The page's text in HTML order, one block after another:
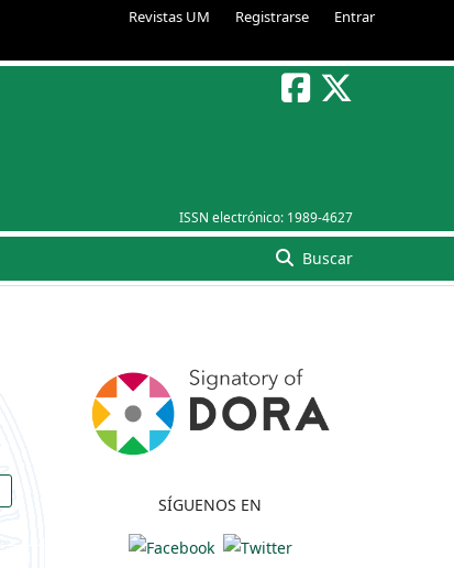
Revistas UM Registrarse Entrar
ISSN electrónico: 1989-4627
Buscar
SÍGUENOS EN